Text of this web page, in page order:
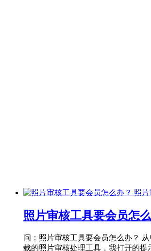
照
照片审核工具要会员怎
问：照片审核工具要会员怎么办？
载的照片审核处理工具，我打开的提